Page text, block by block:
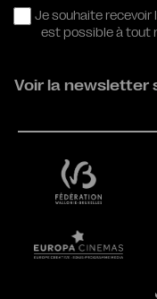
Je souhaite recevoir
est possible à tout
Voir la newsletter